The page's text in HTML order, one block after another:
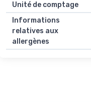
Unité de comptage
Informations
relatives aux
allergènes